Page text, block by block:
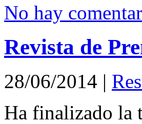
No hay
Revista de
28/06/2014 |
Ha finalizado la